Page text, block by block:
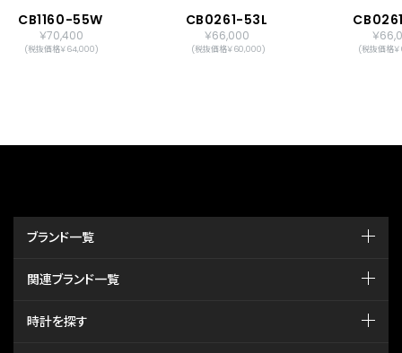
CB1160-55W
￥70,400
(税抜価格￥64,000)
CB0261-53L
￥66,000
(税抜価格￥60,000)
￥
(税抜価格
ブランド一覧
関連ブランド一覧
時計を探す